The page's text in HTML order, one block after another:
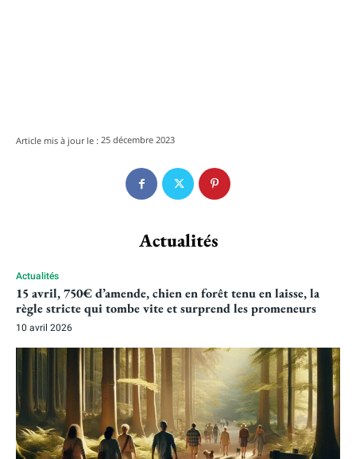
Article mis à jour le : 25 décembre 2023
Actualités
Actualités
15 avril, 750€ d’amende, chien en forêt tenu en laisse, la
règle stricte qui tombe vite et surprend les promeneurs
10 avril 2026